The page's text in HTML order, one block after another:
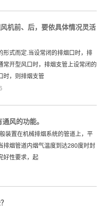
机前、后，要依具体情况灵活
形式而定.当设常闭的排烟口时，排
开型风口时，排烟支管上设常闭的
时，则排烟支管
风的功能。
装置在机械排烟系统的管道上，平
排烟管道内烟气温度到达280度时封
好性要求，起